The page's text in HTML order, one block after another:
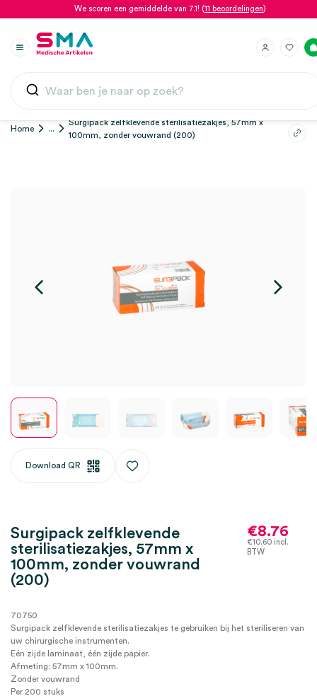
We scoren een gemiddelde van 7.1! (11 beoordelingen)
Home ...
Surgipack zelfklevende sterilisatiezakjes, 57mm x
100mm, zonder vouwrand (200)
Download QR
Surgipack zelfklevende
sterilisatiezakjes, 57mm x
100mm, zonder vouwrand
(200)
€8.76
€10.60incl.
BTW
70750
Surgipack zelfklevende sterilisatiezakjes te gebruiken bij het steriliseren van
uw chirurgische instrumenten.
Eén zijde laminaat, één zijde papier.
Afmeting: 57mm x 100mm.
Zonder vouwrand
Per 200 stuks